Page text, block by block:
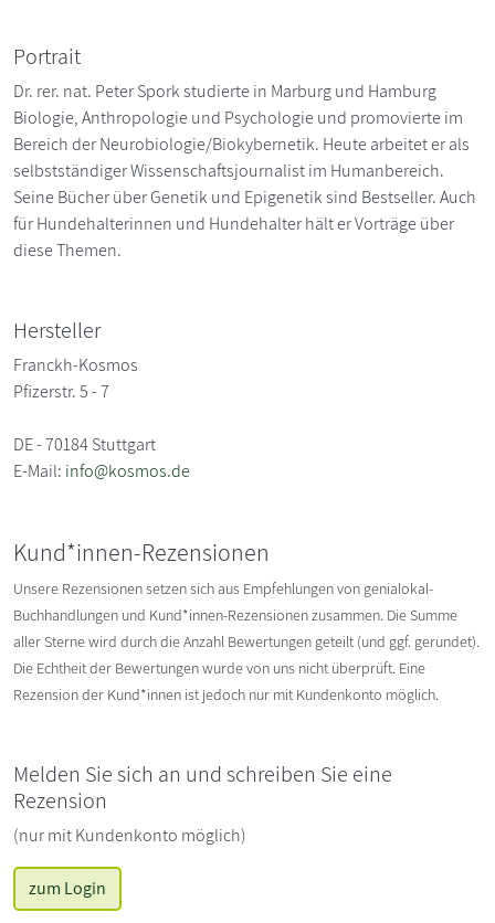
Portrait
Dr. rer. nat. Peter Spork studierte in Marburg und Hamburg
Biologie, Anthropologie und Psychologie und promovierte im
Bereich der Neurobiologie/Biokybernetik. Heute arbeitet er als
selbstständiger Wissenschaftsjournalist im Humanbereich.
Seine Bücher über Genetik und Epigenetik sind Bestseller. Auch
für Hundehalterinnen und Hundehalter hält er Vorträge über
diese Themen.
Hersteller
Franckh-Kosmos
Pfizerstr. 5 - 7
DE - 70184 Stuttgart
E-Mail: info@kosmos.de
Kund*innen-Rezensionen
Unsere Rezensionen setzen sich aus Empfehlungen von genialokal-
Buchhandlungen und Kund*innen-Rezensionen zusammen. Die Summe
aller Sterne wird durch die Anzahl Bewertungen geteilt (und ggf. gerundet).
Die Echtheit der Bewertungen wurde von uns nicht überprüft. Eine
Rezension der Kund*innen ist jedoch nur mit Kundenkonto möglich.
Melden Sie sich an und schreiben Sie eine
Rezension
(nur mit Kundenkonto möglich)
zum Login